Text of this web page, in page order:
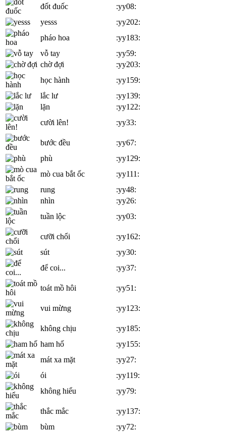
đốt đuốc
:yy08:
yesss
:yy202:
pháo hoa
:yy183:
vỗ tay
:yy59:
chờ đợi
:yy203:
học hành
:yy159:
lắc lư
:yy139:
lặn
:yy122:
cười lên!
:yy33:
bước đều
:yy67:
phù
:yy129:
mò cua bắt ốc
:yy111:
rung
:yy48:
nhìn
:yy26:
tuần lộc
:yy03:
cưỡi chổi
:yy162:
sút
:yy30:
để coi...
:yy37:
toát mồ hôi :yy51:
vui mừng :yy123:
không chịu
:yy185:
ham hố
:yy155:
mát xa mặt
:yy27:
ói
:yy119:
không hiểu
:yy79:
thắc mắc
:yy137:
bùm
:yy72: